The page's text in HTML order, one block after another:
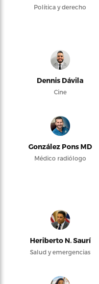
Política y derecho
Dennis Dávila
Cine
González Pons MD
Médico radiólogo
Heriberto N. Saurí
Salud y emergencias